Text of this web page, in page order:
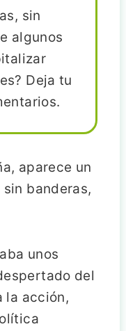
sin
algunos
Deja tu
aparece un
banderas,
unos
del
la acción,